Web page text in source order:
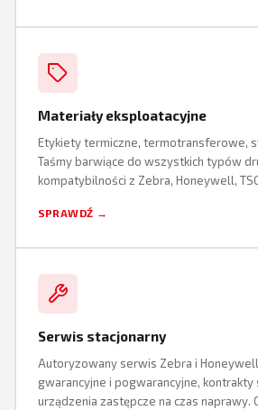
Materiały eksploatacyjne
Etykiety termiczne, termotransferowe,
Taśmy barwiące do wszystkich typów
kompatybilności z Zebra, Honeywell,
SPRAWDŹ →
Serwis stacjonarny
Autoryzowany serwis Zebra i
gwarancyjne i pogwarancyjne,
urządzenia zastępcze na czas naprawy.